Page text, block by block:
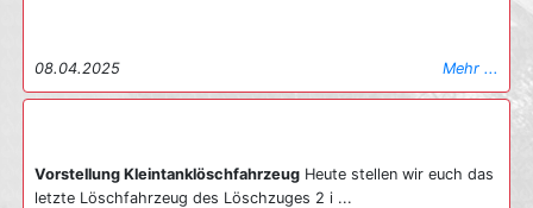
08.04.2025 Mehr ...
Vorstellung Kleintanklöschfahrzeug Heute stellen wir euch das
letzte Löschfahrzeug des Löschzuges 2 i ...